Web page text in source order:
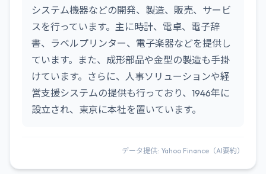
システム機器などの開発、製造、販売、サービ
スを行っています。主に時計、電卓、電子辞
書、ラベルプリンター、電子楽器などを提供し
ています。また、成形部品や金型の製造も手掛
けています。さらに、人事ソリューションや経
営支援システムの提供も行っており、1946年に
設立され、東京に本社を置いています。
データ提供: Yahoo Finance（AI要約）